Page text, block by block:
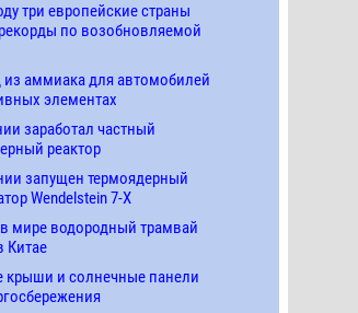
три европейские страны
по возобновляемой
из аммиака для автомобилей
элементах
заработал частный
реактор
запущен термоядерный
Wendelstein 7-X
мире водородный трамвай
Китае
крыши и солнечные панели